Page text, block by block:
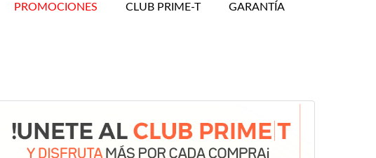
PROMOCIONES CLUB PRIME-T GARANTÍA